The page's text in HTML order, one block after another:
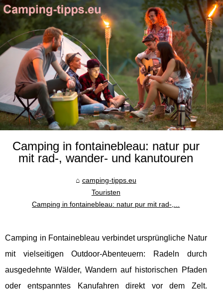
Camping in fontainebleau: natur pur
mit rad-, wander- und kanutouren
camping-tipps.eu
Touristen
Camping in fontainebleau: natur pur mit rad-,...
Camping in Fontainebleau verbindet ursprüngliche Natur
mit vielseitigen Outdoor-Abenteuern: Radeln durch
ausgedehnte Wälder, Wandern auf historischen Pfaden
oder entspanntes Kanufahren direkt vor dem Zelt.